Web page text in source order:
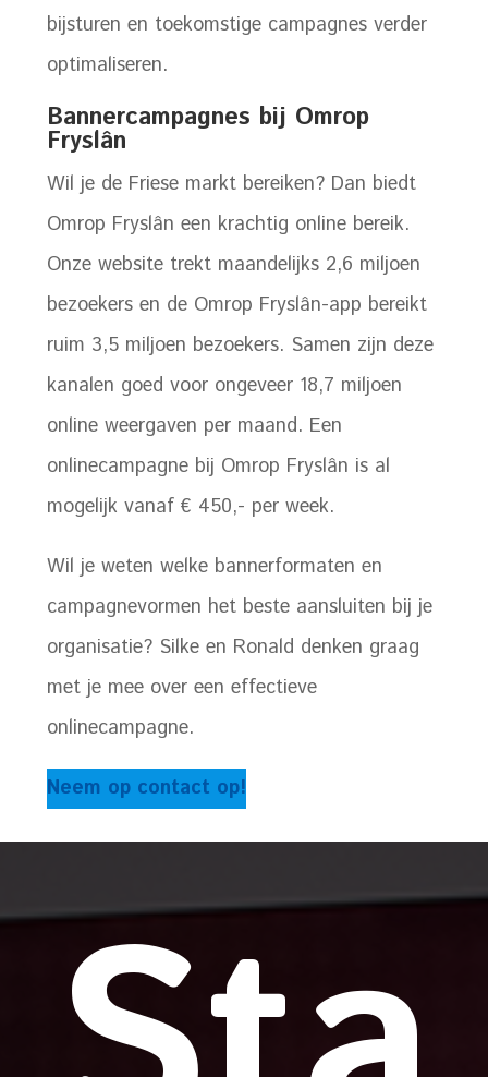
bijsturen en toekomstige campagnes verder
optimaliseren.
Bannercampagnes bij Omrop
Fryslân
Wil je de Friese markt bereiken? Dan biedt
Omrop Fryslân een krachtig online bereik.
Onze website trekt maandelijks 2,6 miljoen
bezoekers en de Omrop Fryslân-app bereikt
ruim 3,5 miljoen bezoekers. Samen zijn deze
kanalen goed voor ongeveer 18,7 miljoen
online weergaven per maand. Een
onlinecampagne bij Omrop Fryslân is al
mogelijk vanaf € 450,- per week.
Wil je weten welke bannerformaten en
campagnevormen het beste aansluiten bij je
organisatie? Silke en Ronald denken graag
met je mee over een effectieve
onlinecampagne.
Neem op contact op!